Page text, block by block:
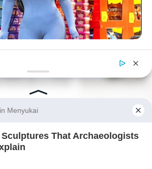
7 Potret
Rumah Berusia
The Internet With This Move